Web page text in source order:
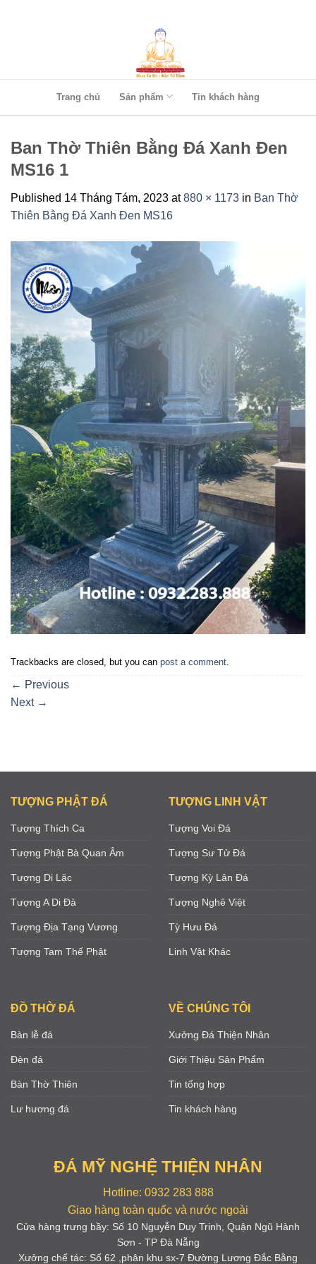
Trang chủ Sản phẩm Tin khách hàng
Ban Thờ Thiên Bằng Đá Xanh Đen
MS16 1
Published 14 Tháng Tám, 2023 at880 × 1173 in Ban Thờ
Thiên Bằng Đá Xanh Đen MS16
Trackbacks are closed, but you can post a comment.
← Previous
Next →
TƯỢNG PHẬT ĐÁ
Tượng Thích Ca
Tượng Phật Bà Quan Âm
Tượng Di Lặc
Tượng A Di Đà
Tượng Địa Tạng Vương
Tượng Tam Thế Phật
TƯỢNG LINH VẬT
Tượng Voi Đá
Tượng Sư Tử Đá
Tượng Kỳ Lân Đá
Tượng Nghê Việt
Tỳ Hưu Đá
Linh Vật Khác
ĐỒ THỜ ĐÁ
Bàn lễ đá
Đèn đá
Bàn Thờ Thiên
Lư hương đá
VỀ CHÚNG TÔI
Xưởng Đá Thiện Nhân
Giới Thiệu Sản Phẩm
Tin tổng hợp
Tin khách hàng
ĐÁ MỸ NGHỆ THIỆN NHÂN
Hotline: 0932 283 888
Giao hàng toàn quốc và nước ngoài
Cửa hàng trưng bầy: Số 10 Nguyễn Duy Trinh, Quận Ngũ Hành
Sơn - TP Đà Nẵng
Xưởng chế tác: Số 62 ,phân khu sx-7 Đường Lương Đắc Bằng